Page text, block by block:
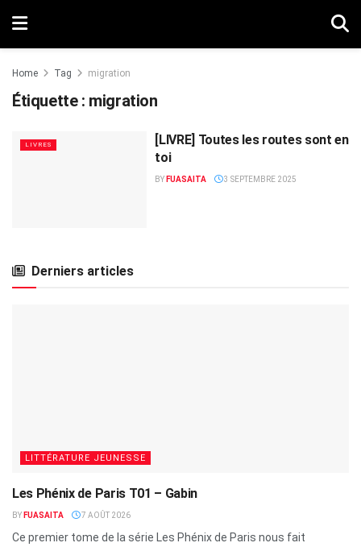
Home Tag migration
Étiquette : migration
LIVRES
[LIVRE] Toutes les routes sont en
toi
BY FUASAITA 3 SEPTEMBRE 2025
Derniers articles
LITTÉRATURE JEUNESSE
Les Phénix de Paris T01 – Gabin
BY FUASAITA 7 AOÛT 2026
Ce premier tome de la série Les Phénix de Paris nous fait